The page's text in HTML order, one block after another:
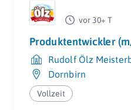
vor 30+ T
Produktentwickler
Rudolf Ölz
Dornbirn
Vollzeit